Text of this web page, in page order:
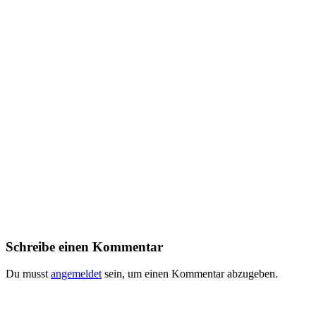
Schreibe einen Kommentar
Du musst angemeldet sein, um einen Kommentar abzugeben.